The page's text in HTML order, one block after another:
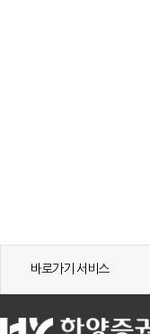
바로가기 서비스